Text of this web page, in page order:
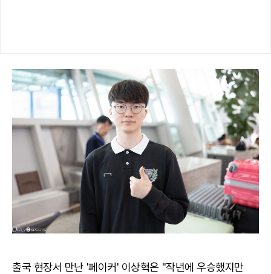
출국 현장서 만난 '페이커' 이상혁은 "작년에 우승했지만